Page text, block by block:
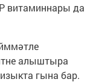
витаминнары да
алыштыра
гына бар.